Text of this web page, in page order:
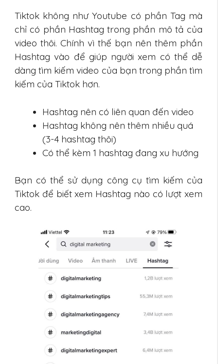
Tiktok không như Youtube có phần Tag mà
chỉ có phần Hashtag trong phần mô tả của
video thôi. Chính vì thế bạn nên thêm phần
Hashtag vào để giúp người xem có thể dễ
dàng tìm kiếm video của bạn trong phần tìm
kiếm của Tiktok hơn.
Hashtag nên có liên quan đến video
Hashtag không nên thêm nhiều quá
(3-4 hashtag thôi)
Có thể kèm 1 hashtag đang xu hướng
Bạn có thể sử dụng công cụ tìm kiếm của
Tiktok để biết xem Hashtag nào có lượt xem
cao.